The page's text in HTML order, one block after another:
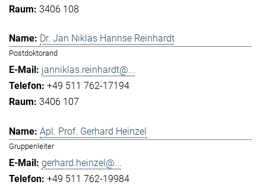
3406 108
Dr. Jan Niklas Hannse Reinhardt
Postdoktorand
janniklas.reinhardt@...
+49 511 762-17194
3406 107
Apl. Prof. Gerhard Heinzel
Gruppenleiter
gerhard.heinzel@...
+49 511 762-19984